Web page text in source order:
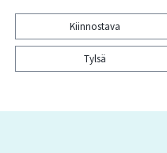
Kiinnostava
Tylsä